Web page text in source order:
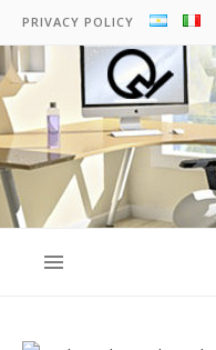
PRIVACY POLICY